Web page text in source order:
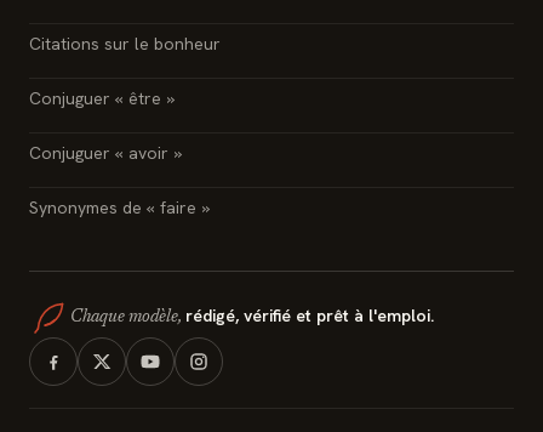
Citations sur le bonheur
Conjuguer « être »
Conjuguer « avoir »
Synonymes de « faire »
Chaque modèle, rédigé, vérifié et prêt à l'emploi.